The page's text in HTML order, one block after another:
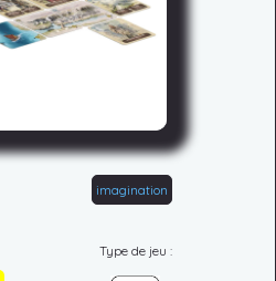
imagination
Type de jeu :